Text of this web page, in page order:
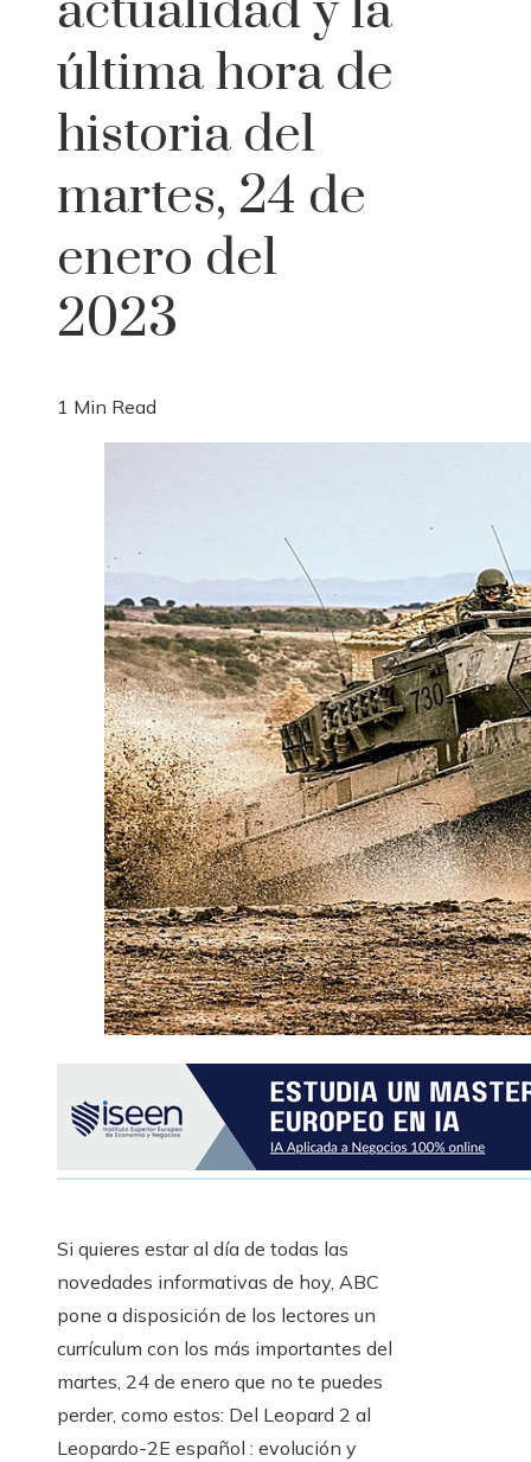
última hora de
historia del
martes, 24 de
enero del
2023
1 Min Read
Si quieres estar al día de todas las
novedades informativas de hoy, ABC
pone a disposición de los lectores un
currículum con los más importantes del
martes, 24 de enero que no te puedes
perder, como estos: Del Leopard 2 al
Leopardo-2E español : evolución y